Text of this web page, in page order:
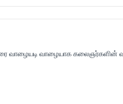
வாழையடி வாழையாக கலைஞர்களின்